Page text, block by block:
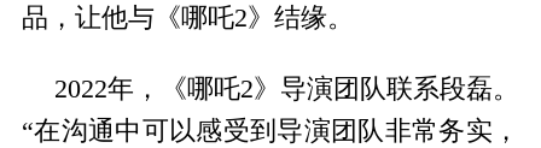
品，让他与《哪吒2》结缘。
2022年，《哪吒2》导演团队联系段磊。
“在沟通中可以感受到导演团队非常务实，